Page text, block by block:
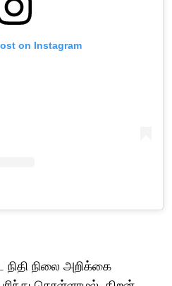
on Instagram
நிதி நிலை அறிக்கை